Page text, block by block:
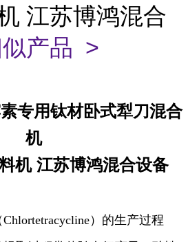
江苏博鸿混合
产品 >
专用钛材卧式犁刀混合
机
机 江苏博鸿混合设备
）的生产过程